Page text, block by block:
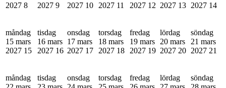
2027 8
2027 9
2027 10
2027 11
2027 12 2027 13 2027 14
måndag
15 mars
2027 15
tisdag
16 mars
2027 16
onsdag
17 mars
2027 17
torsdag
18 mars
2027 18
fredag
19 mars
2027 19
lördag
20 mars
2027 20
söndag
21 mars
2027 21
måndag
tisdag
onsdag
torsdag
fredag
lördag
söndag